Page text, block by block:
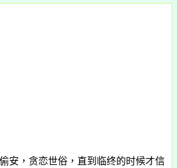
安，贪恋世俗，直到临终的时候才信